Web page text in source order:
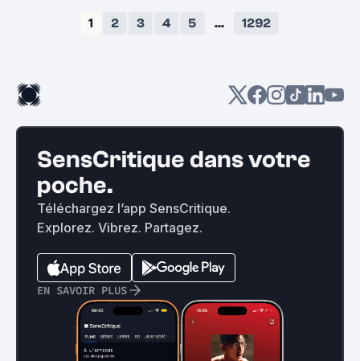
1 2 3 4 5 ... 1292
SensCritique dans votre
poche.
Téléchargez l’app SensCritique.
Explorez. Vibrez. Partagez.
EN SAVOIR PLUS